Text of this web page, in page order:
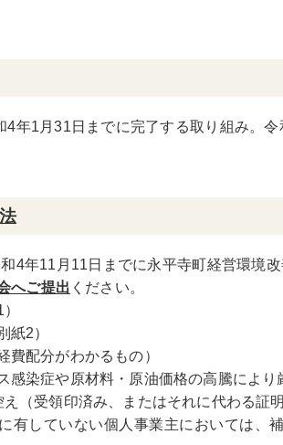
4年1月31日までに完了する取り組み。
4年11月11日までに永平寺町経営環境
へご提出 ください。
紙2）
費配分がわかるもの）
感染症や原材料・原油価格の高騰によ
（受領印済み、またはそれに代わる証
有していない個人事業主においては、